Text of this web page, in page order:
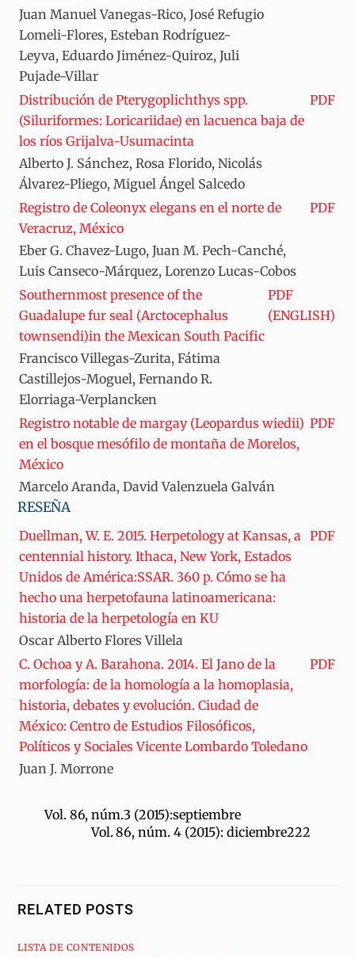
Juan Manuel Vanegas-Rico, José Refugio
Lomeli-Flores, Esteban Rodríguez-
Leyva, Eduardo Jiménez-Quiroz, Juli
Pujade-Villar
Distribución de Pterygoplichthys spp.
(Siluriformes: Loricariidae) en lacuenca baja de
los ríos Grijalva-Usumacinta
PDF
Alberto J. Sánchez, Rosa Florido, Nicolás
Álvarez-Pliego, Miguel Ángel Salcedo
Registro de Coleonyx elegans en el norte de
Veracruz, México
PDF
Eber G. Chavez-Lugo, Juan M. Pech-Canché,
Luis Canseco-Márquez, Lorenzo Lucas-Cobos
Southernmost presence of the
Guadalupe fur seal (Arctocephalus
townsendi)in the Mexican South Pacific
PDF
(ENGLISH)
Francisco Villegas-Zurita, Fátima
Castillejos-Moguel, Fernando R.
Elorriaga-Verplancken
Registro notable de margay (Leopardus wiedii)
en el bosque mesófilo de montaña de Morelos,
México
PDF
Marcelo Aranda, David Valenzuela Galván
RESEÑA
Duellman, W. E. 2015. Herpetology at Kansas, a
centennial history. Ithaca, New York, Estados
Unidos de América:SSAR. 360 p. Cómo se ha
hecho una herpetofauna latinoamericana:
historia de la herpetología en KU
PDF
Oscar Alberto Flores Villela
C. Ochoa y A. Barahona. 2014. El Jano de la
morfología: de la homología a la homoplasia,
historia, debates y evolución. Ciudad de
México: Centro de Estudios Filosóficos,
Políticos y Sociales Vicente Lombardo Toledano
PDF
Juan J. Morrone
Vol. 86, núm.3 (2015):septiembre
Vol. 86, núm. 4 (2015): diciembre222
RELATED POSTS
LISTA DE CONTENIDOS